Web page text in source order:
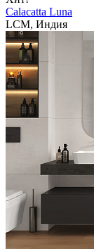
Calacatta Luna
LCM, Индия